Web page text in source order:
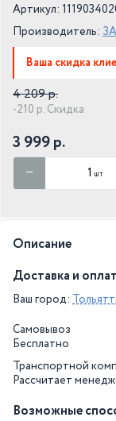
Артикул:
Производитель:
Ваша скидка
4 209 р.
-210 р. Скидка
3 999 р.
шт
Описание
Доставка и
Ваш город:
Самовывоз
Бесплатно
Транспортной
Рассчитает
Возможные